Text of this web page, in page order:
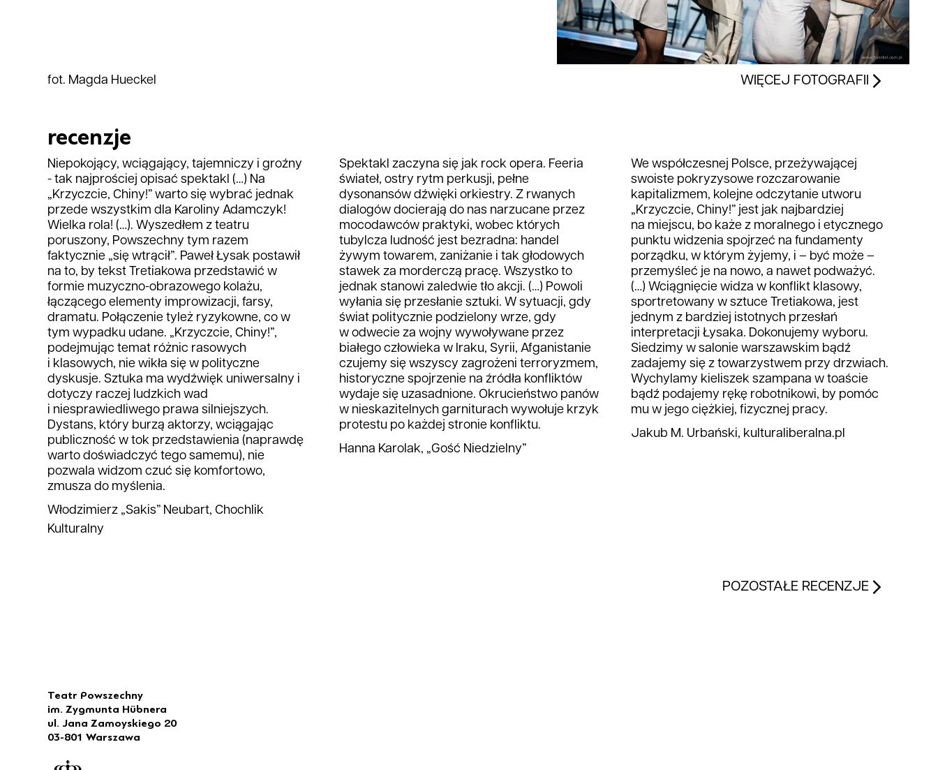
fot. Magda Hueckel WIĘCEJ FOTOGRAFII
recenzje
Niepokojący, wciągający, tajemniczy i groźny
- tak najprościej opisać spektakl (…) Na
„Krzyczcie, Chiny!” warto się wybrać jednak
przede wszystkim dla Karoliny Adamczyk!
Wielka rola! (…). Wyszedłem z teatru
poruszony, Powszechny tym razem
faktycznie „się wtrącił”. Paweł Łysak postawił
na to, by tekst Tretiakowa przedstawić w
formie muzyczno-obrazowego kolażu,
łączącego elementy improwizacji, farsy,
dramatu. Połączenie tyleż ryzykowne, co w
tym wypadku udane. „Krzyczcie, Chiny!”,
podejmując temat różnic rasowych
i klasowych, nie wikła się w polityczne
dyskusje. Sztuka ma wydźwięk uniwersalny i
dotyczy raczej ludzkich wad
i niesprawiedliwego prawa silniejszych.
Dystans, który burzą aktorzy, wciągając
publiczność w tok przedstawienia (naprawdę
warto doświadczyć tego samemu), nie
pozwala widzom czuć się komfortowo,
zmusza do myślenia.
Włodzimierz „Sakis” Neubart, Chochlik
Kulturalny
Spektakl zaczyna się jak rock opera. Feeria
świateł, ostry rytm perkusji, pełne
dysonansów dźwięki orkiestry. Z rwanych
dialogów docierają do nas narzucane przez
mocodawców praktyki, wobec których
tubylcza ludność jest bezradna: handel
żywym towarem, zaniżanie i tak głodowych
stawek za morderczą pracę. Wszystko to
jednak stanowi zaledwie tło akcji. (…) Powoli
wyłania się przesłanie sztuki. W sytuacji, gdy
świat politycznie podzielony wrze, gdy
w odwecie za wojny wywoływane przez
białego człowieka w Iraku, Syrii, Afganistanie
czujemy się wszyscy zagrożeni terroryzmem,
historyczne spojrzenie na źródła konfliktów
wydaje się uzasadnione. Okrucieństwo panów
w nieskazitelnych garniturach wywołuje krzyk
protestu po każdej stronie konfliktu.
Hanna Karolak, „Gość Niedzielny”
We współczesnej Polsce, przeżywającej
swoiste pokryzysowe rozczarowanie
kapitalizmem, kolejne odczytanie utworu
„Krzyczcie, Chiny!” jest jak najbardziej
na miejscu, bo każe z moralnego i etycznego
punktu widzenia spojrzeć na fundamenty
porządku, w którym żyjemy, i – być może –
przemyśleć je na nowo, a nawet podważyć.
(…) Wciągnięcie widza w konflikt klasowy,
sportretowany w sztuce Tretiakowa, jest
jednym z bardziej istotnych przesłań
interpretacji Łysaka. Dokonujemy wyboru.
Siedzimy w salonie warszawskim bądź
zadajemy się z towarzystwem przy drzwiach.
Wychylamy kieliszek szampana w toaście
bądź podajemy rękę robotnikowi, by pomóc
mu w jego ciężkiej, fizycznej pracy.
Jakub M. Urbański, kulturaliberalna.pl
POZOSTAŁE RECENZJE
Teatr Powszechny
im. Zygmunta Hübnera
ul. Jana Zamoyskiego 20
03-801 Warszawa